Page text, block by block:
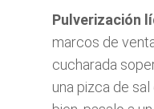
Pulverización
marcos de
cucharada
una pizca de